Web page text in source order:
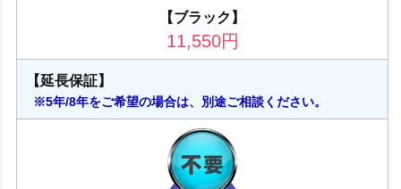
【ブラック】
11,550円
【延長保証】
※5年/8年をご希望の場合は、別途ご相談ください。